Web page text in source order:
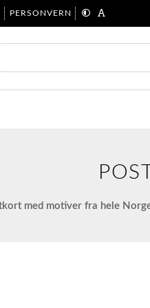
PERSONVERN
med motiver fra hele